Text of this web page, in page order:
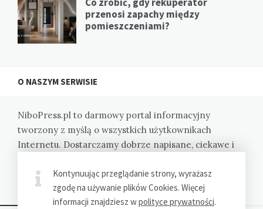
przenosi zapachy między
pomieszczeniami?
O NASZYM SERWISIE
NiboPress.pl to darmowy portal informacyjny
tworzony z myślą o wszystkich użytkownikach
Internetu. Dostarczamy dobrze napisane, ciekawe i
Zapraszamy.Kontynuując przeglądanie strony, wyrażasz
zgodę na używanie plików Cookies. Więcej
informacji znajdziesz wpolityce prywatności.